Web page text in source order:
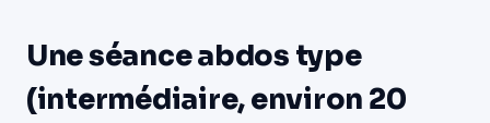
Une séance abdos type
(intermédiaire, environ 20